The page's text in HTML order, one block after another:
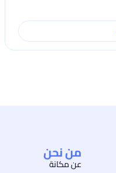
من نحن
عن مكانة